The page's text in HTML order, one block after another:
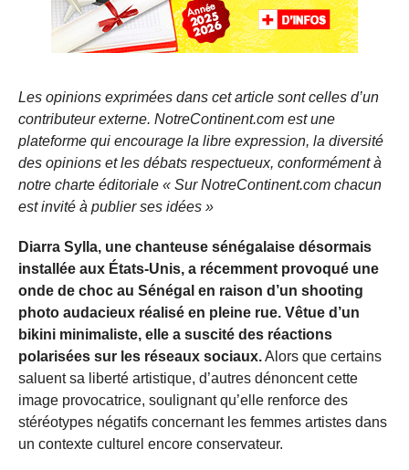
Les opinions exprimées dans cet article sont celles d’un
contributeur externe. NotreContinent.com est une
plateforme qui encourage la libre expression, la diversité
des opinions et les débats respectueux, conformément à
notre charte éditoriale « Sur NotreContinent.com chacun
est invité à publier ses idées »
Diarra Sylla, une chanteuse sénégalaise désormais
installée aux États-Unis, a récemment provoqué une
onde de choc au Sénégal en raison d’un shooting
photo audacieux réalisé en pleine rue. Vêtue d’un
bikini minimaliste, elle a suscité des réactions
polarisées sur les réseaux sociaux.Alors que certains
saluent sa liberté artistique, d’autres dénoncent cette
image provocatrice, soulignant qu’elle renforce des
stéréotypes négatifs concernant les femmes artistes dans
un contexte culturel encore conservateur.